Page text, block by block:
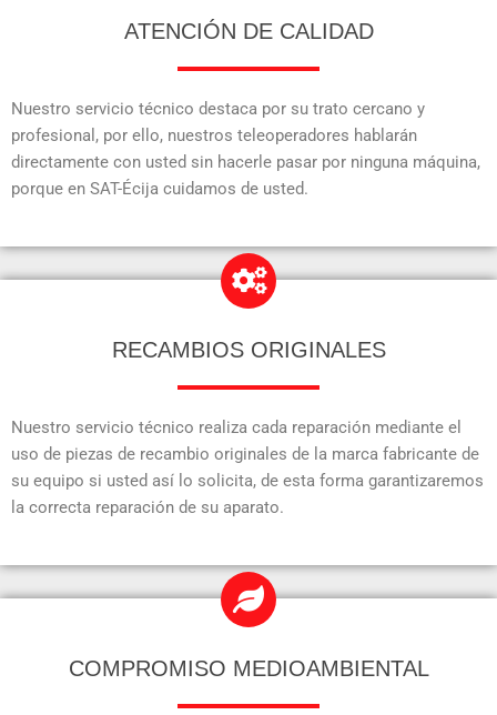
ATENCIÓN DE CALIDAD
Nuestro servicio técnico destaca por su trato cercano y
profesional, por ello, nuestros teleoperadores hablarán
directamente con usted sin hacerle pasar por ninguna máquina,
porque en SAT-Écija cuidamos de usted.
RECAMBIOS ORIGINALES
Nuestro servicio técnico realiza cada reparación mediante el
uso de piezas de recambio originales de la marca fabricante de
su equipo si usted así lo solicita, de esta forma garantizaremos
la correcta reparación de su aparato.
COMPROMISO MEDIOAMBIENTAL